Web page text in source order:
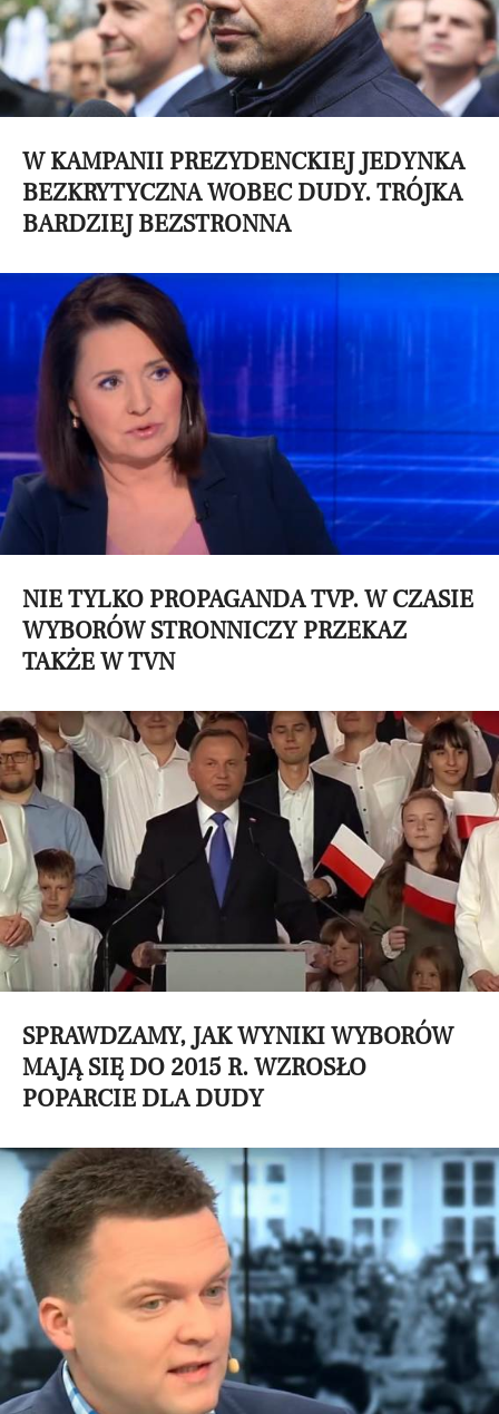
W KAMPANII PREZYDENCKIEJ JEDYNKA
BEZKRYTYCZNA WOBEC DUDY. TRÓJKA
BARDZIEJ BEZSTRONNA
NIE TYLKO PROPAGANDA TVP. W CZASIE
WYBORÓW STRONNICZY PRZEKAZ
TAKŻE W TVN
SPRAWDZAMY, JAK WYNIKI WYBORÓW
MAJĄ SIĘ DO 2015 R. WZROSŁO
POPARCIE DLA DUDY